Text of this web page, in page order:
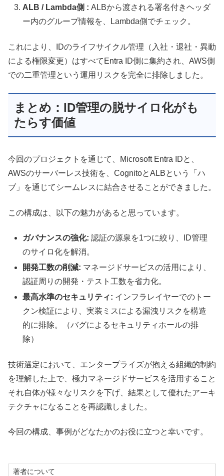
ALB / Lambda側 : ALBから渡される署名付きヘッダ
ー内のグループ情報を、Lambda側でチェック。
これにより、IDのライフサイクル管理（入社・退社・異動
による権限変更）はすべてEntra ID側に集約され、AWS側
での二重管理という運用リスクを完全に排除しました。
まとめ：ID管理の脱サイロ化がも
たらす価値
今回のプロジェクトを通じて、Microsoft Entra IDと、
AWSのサーバーレス技術を、CognitoとALBという「ハ
ブ」を通じてシームレスに結合させることができました。
この構成は、以下の魅力があると思っています。
ガバナンスの強化: 認証の源泉を1つに絞り、ID管理
のサイロ化を解消。
開発工数の削減: マネージドサービスの活用により、
認証周りの開発・テスト工数を省力化。
最高水準のセキュリティ: インフラレイヤーでのトー
クン検証により、実装ミスによる漏洩リスクを構造
的に排除。（バグによるセキュリティホールの排
除）
技術選定において、エンタープライズが抱える組織的制約
を理解した上で、極力マネージドサービスを活用すること
それ自体が様々なリスクを下げ、結果として優れたアーキ
テクチャになることを再認識しました。
今回の構成、事例がどなたかのお役に立つと幸いです。
著者について